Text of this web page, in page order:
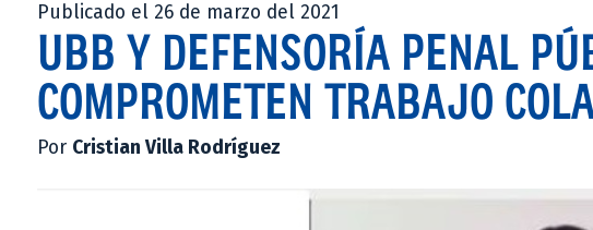
Publicado el 26 de marzo del 2021
UBB Y DEFENSORÍA PENAL
COMPROMETEN TRABAJO
Por Cristian Villa Rodríguez